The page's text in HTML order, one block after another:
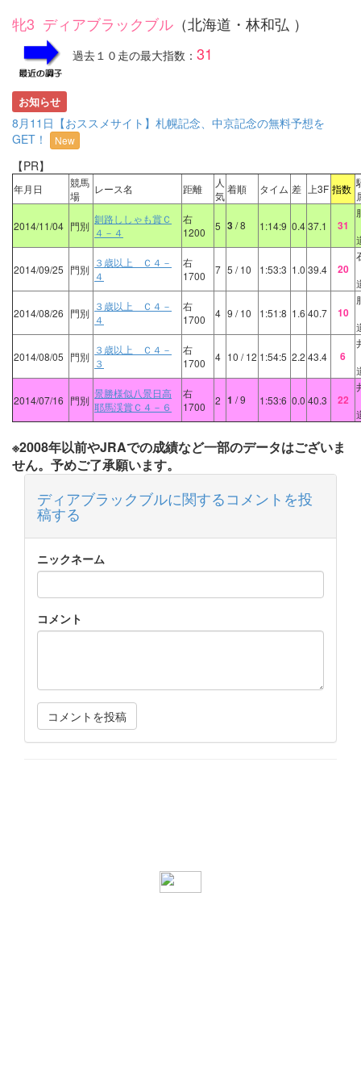
牝3 ディアブラックブル （北海道・林和弘 ）
過去１０走の最大指数： 31
お知らせ
8月11日【おススメサイト】札幌記念、中京記念の無料予想を
GET！
New
【PR】
年月日
競馬
場
レース名 距離
人
気
着順 タイム 差 上3F 指数
2014/11/04 門別
釧路ししゃも賞Ｃ
４－４
右
1200
5 3/ 8 1:14:9 0.437.1 31
2014/09/25 門別
３歳以上 Ｃ４－
４
右
1700
7 5 / 10 1:53:3 1.0 39.4 20
2014/08/26 門別
３歳以上 Ｃ４－
４
右
1700
4 9 / 10 1:51:8 1.6 40.7 10
2014/08/05 門別
３歳以上 Ｃ４－
３
右
1700
4 10 / 12 1:54:5 2.2 43.4 6
2014/07/16 門別
景勝様似八景日高
耶馬渓賞Ｃ４－６
右
1700
2 1 / 9 1:53:6 0.0 40.3 22
※2008年以前やJRAでの成績など一部のデータはございま
せん。予めご了承願います。
ディアブラックブルに関するコメントを投
稿する
ニックネーム
コメント